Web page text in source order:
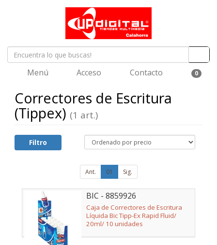
Menú Acceso Contacto 0
Correctores de Escritura
(Tippex) (1 art.)
Filtro
Ant. 01 Sig.
BIC - 8859926
Caja de Correctores de Escritura
Líquida Bic Tipp-Ex Rapid Fluid/
20ml/ 10 unidades